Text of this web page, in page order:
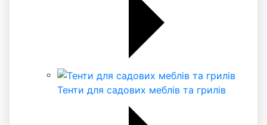
Тенти для садових меблів та грилів